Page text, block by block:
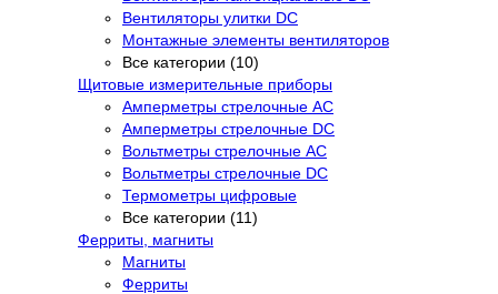
Вентиляторы улитки DC
Монтажные элементы вентиляторов
Все категории (10)
Щитовые измерительные приборы
Амперметры стрелочные AC
Амперметры стрелочные DC
Вольтметры стрелочные AC
Вольтметры стрелочные DC
Термометры цифровые
Все категории (11)
Ферриты, магниты
Магниты
Ферриты